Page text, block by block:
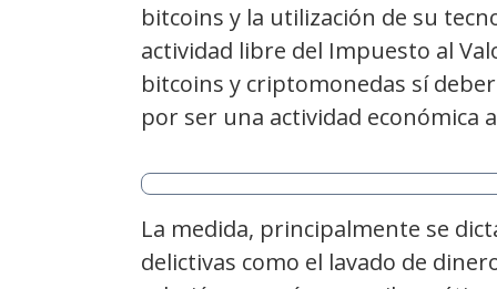
bitcoins y la utilización de su
actividad libre del Impuesto al
bitcoins y criptomonedas sí
por ser una actividad económica
La medida, principalmente se
delictivas como el lavado de